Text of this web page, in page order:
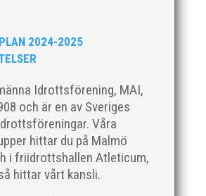
2024-2025
Idrottsförening, MAI,
och är en av Sveriges
Våra
hittar du på Malmö
i friidrottshallen Atleticum,
hittar vårt kansli.
betytt oerhört mycket på flera
talet, då jag själv var aktiv, var
ledare som alltid var
med en mängd olika projekt. Med
vän, Bengt Bendéus,...